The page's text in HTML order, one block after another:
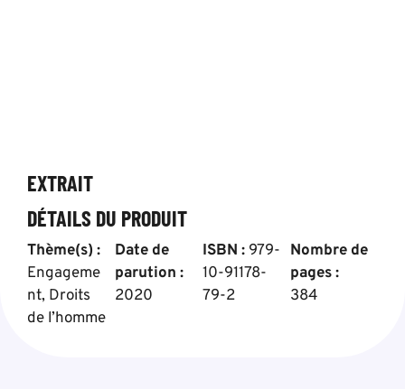
EXTRAIT
DÉTAILS DU PRODUIT
Thème(s) :
Engageme
nt, Droits
de l’homme
Date de
parution :
2020
ISBN : 979-
10-91178-
79-2
Nombre de
pages :
384